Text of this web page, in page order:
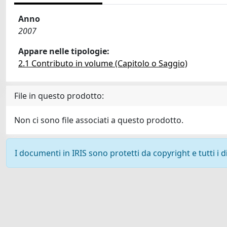
Anno
2007
Appare nelle tipologie:
2.1 Contributo in volume (Capitolo o Saggio)
File in questo prodotto:
Non ci sono file associati a questo prodotto.
I documenti in IRIS sono protetti da copyright e tutti i